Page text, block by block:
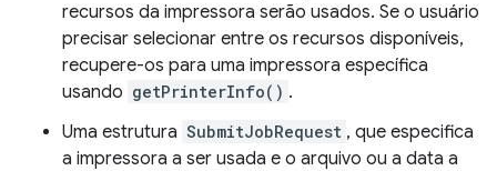
recursos da impressora serão usados. Se o usuário
precisar selecionar entre os recursos disponíveis,
recupere-os para uma impressora específica
usando getPrinterInfo() .
Uma estrutura SubmitJobRequest , que especifica
a impressora a ser usada e o arquivo ou a data a